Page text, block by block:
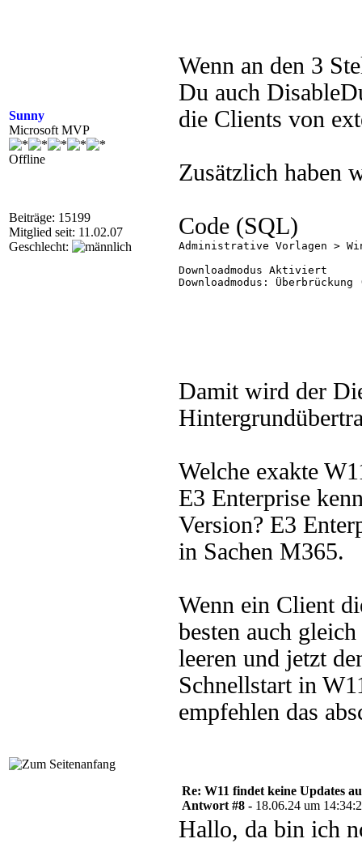
Sunny
Microsoft MVP
Offline
Beiträge: 15199
Mitglied seit: 11.02.07
Geschlecht:
Wenn an den 3
Du auch
die Clients von
Zusätzlich haben
Code (SQL)
Administrative Vorlagen >
Downloadmodus Aktiviert
Downloadmodus: Überbrückung
Damit wird der
Welche exakte
E3 Enterprise
Version? E3
in Sachen M365.
Wenn ein Client
besten auch
leeren und jetzt
Schnellstart in
empfehlen das
Re: W11 findet keine Updates
Antwort #8 - 18.06.24 um
Hallo, da bin ich